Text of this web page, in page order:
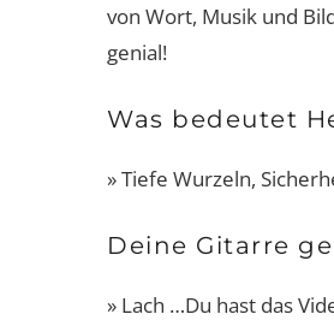
von Wort, Musik und
genial!
Was bedeutet
» Tiefe Wurzeln,
Deine Gitarre
» Lach …Du hast das